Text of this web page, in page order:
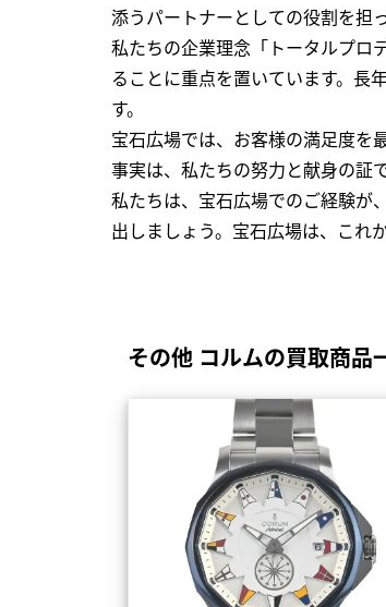
添うパートナーとしての役割を担っ
私たちの企業理念「トータルプロ
ることに重点を置いています。長
す。
宝石広場では、お客様の満足度を
事実は、私たちの努力と献身の証
私たちは、宝石広場でのご経験が
出しましょう。宝石広場は、これ
その他 コルムの買取商品